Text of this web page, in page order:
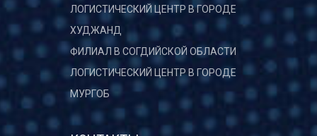
ЛОГИСТИЧЕСКИЙ ЦЕНТР В ГОРОДЕ
ХУДЖАНД
ФИЛИАЛ В СОГДИЙСКОЙ ОБЛАСТИ
ЛОГИСТИЧЕСКИЙ ЦЕНТР В ГОРОДЕ
МУРГОБ